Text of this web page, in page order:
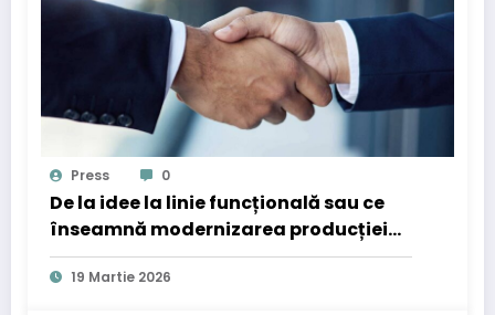
Press 0
De la idee la linie funcțională sau ce
înseamnă modernizarea producției
industriale
19 Martie 2026